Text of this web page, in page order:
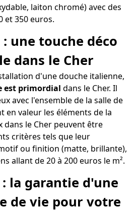
laiton chromé) avec des
et 350 euros.
une touche déco
dans le Cher
d'une douche italienne,
est primordial dans le Cher. Il
avec l'ensemble de la salle de
en valeur les éléments de la
dans le Cher peuvent être
critères tels que leur
ou finition (matte, brillante),
allant de 20 à 200 euros le m².
la garantie d'une
de vie pour votre